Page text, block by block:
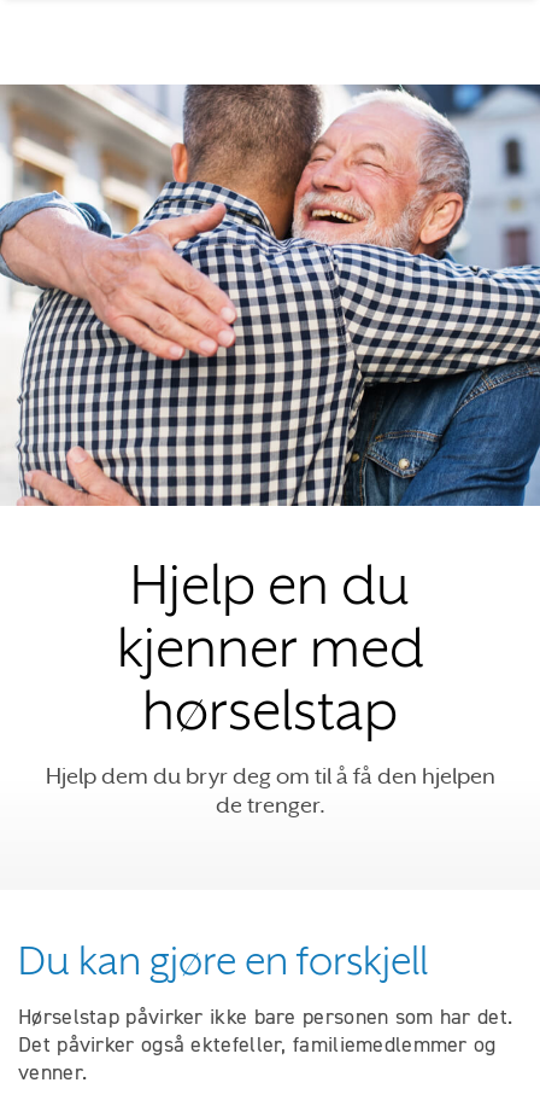
Hjelp en du
kjenner med
hørselstap
Hjelp dem du bryr deg om til å få den hjelpen
de trenger.
Du kan gjøre en forskjell
Hørselstap påvirker ikke bare personen som har det.
Det påvirker også ektefeller, familiemedlemmer og
venner.